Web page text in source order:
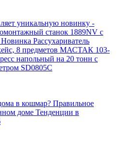
уникальную новинку -
станок 1889NV с
Новинка Рассухариватель
8 предметов МАСТАК 103-
напольный на 20 тонн с
SD0805C
в кошмар? Правильное
доме Тенденции в